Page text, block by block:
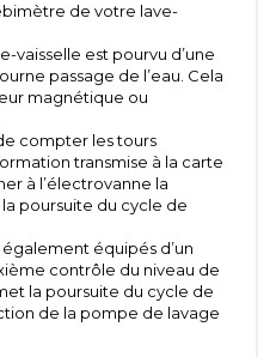
de votre lave-
vaisselle est pourvu d’une
passage de l’eau. Cela
magnétique ou
compter les tours
transmise à la carte
à l’électrovanne la
poursuite du cycle de
équipés d’un
contrôle du niveau de
la poursuite du cycle de
de la pompe de lavage